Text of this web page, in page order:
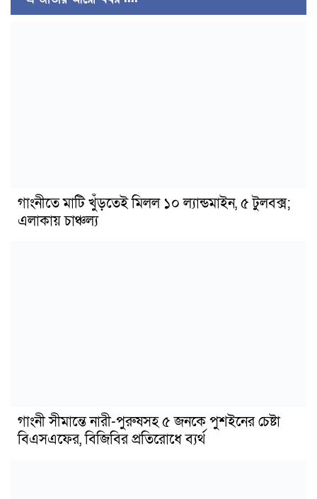
গাংনীতে মাটি খুঁড়তেই মিলল ১০ ল্যান্ডমাইন, ৫ টুলবক্স;
এলাকায় চাঞ্চল্য
গাংনী সীমান্তে নারী-পুরুষসহ ৫ জনকে পুশইনের চেষ্টা
বিএসএফের, বিজিবির প্রতিরোধে ব্যর্থ